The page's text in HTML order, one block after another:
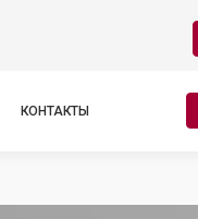
КОНТАКТЫ